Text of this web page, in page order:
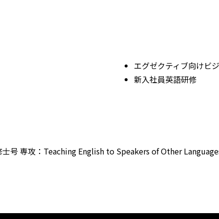
エグゼクティブ向けビ
新入社員英語研修
号 専攻：Teaching English to Speakers of Other